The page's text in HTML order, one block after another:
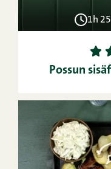
1h
1
Possun